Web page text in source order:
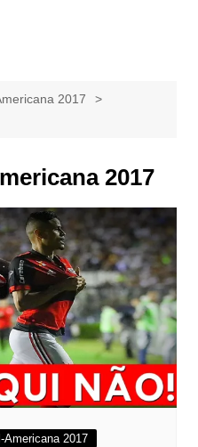
2017
2017
Americana 2017